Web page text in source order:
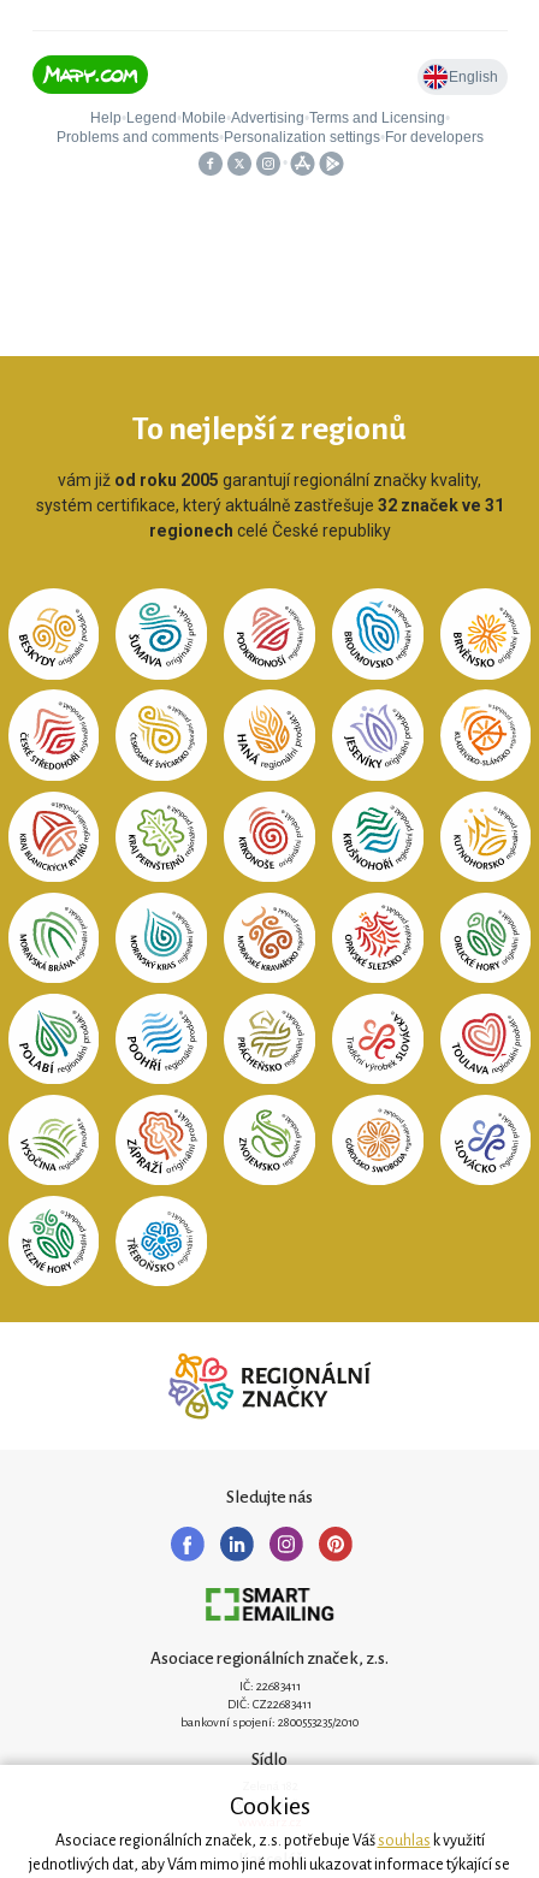
To nejlepší z regionů
vám již od roku 2005 garantují regionální značky kvality,
systém certifikace, který aktuálně zastřešuje 32 značek ve 31
regionech celé České republiky
Sledujte nás
Asociace regionálních značek, z.s.
IČ: 22683411
DIČ: CZ22683411
bankovní spojení: 2800553235/2010
Sídlo
251 62 Mukařov
Kancelář
Cookies
Asociace regionálních značek, z.s. potřebuje Vášsouhlas k využití
jednotlivých dat, aby Vám mimo jiné mohli ukazovat informace týkající se